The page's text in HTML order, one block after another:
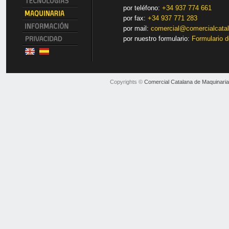
por teléfono: +34 937 774 661
por fax: +34 937 771 283
por mail:
por nuestro formulario: Formulario
Copyrights © Comercial Catalana de